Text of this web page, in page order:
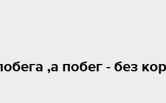
,а побег - без